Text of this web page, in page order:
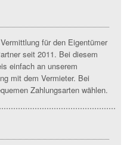
für den Eigentümer
seit 2011. Bei diesem
einfach an unserem
mit dem Vermieter. Bei
Zahlungsarten wählen.